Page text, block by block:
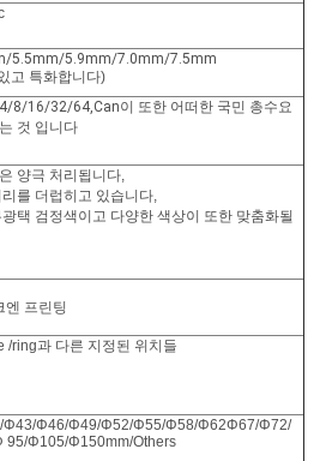
5.5mm/5.9mm/7.0mm/7.5mm
고 특화합니다)
8/16/32/64,Can이 또한 어떠한 국민 총수요
것 입니다
양극 처리됩니다,
를 더럽히고 있습니다,
택 검정색이고 다양한 색상이 또한 맞춤화될
엔 프린팅
/ring과 다른 지정된 위치들
Φ43/Φ46/Φ49/Φ52/Φ55/Φ58/Φ62Φ67/Φ72/
Φ105/Φ150mm/Others